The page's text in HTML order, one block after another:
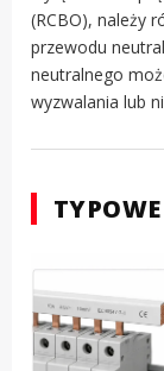
(RCBO), należy
przewodu
neutralnego
wyzwalania lub